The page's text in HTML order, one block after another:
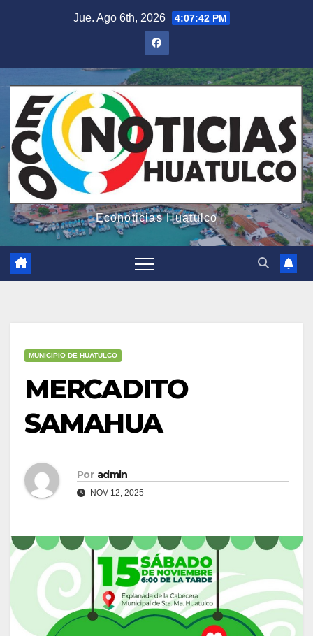
Jue. Ago 6th, 2026 4:07:43 PM
Econoticias Huatulco
MUNICIPIO DE HUATULCO
MERCADITO
SAMAHUA
Por admin
NOV 12, 2025